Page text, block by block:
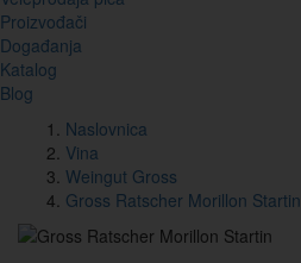
Proizvođači
Događanja
Katalog
Blog
Naslovnica
Vina
Weingut Gross
Gross Ratscher Morillon Startin